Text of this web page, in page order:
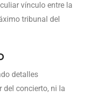
vínculo entre la
tribunal del
detalles
del concierto, ni la